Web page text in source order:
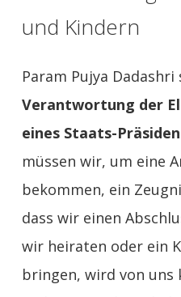
und Kindern
Param Pujya Dadashri
Verantwortung der
eines Staats-
müssen wir, um eine
bekommen, ein
dass wir einen
wir heiraten oder ein
bringen, wird von